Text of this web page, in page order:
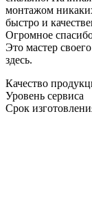
монтажом
быстро и
Огромное
Это мастер
здесь.
Качество
Уровень сервиса
Срок